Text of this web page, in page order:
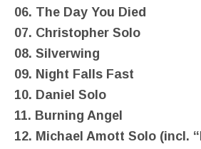
06. The Day You Died
07. Christopher Solo
08. Silverwing
09. Night Falls Fast
10. Daniel Solo
11. Burning Angel
12. Michael Amott Solo (incl.